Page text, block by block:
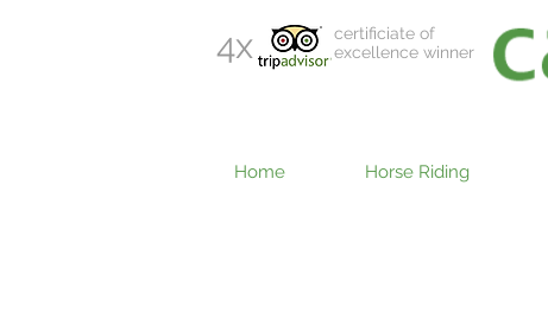
4x
certificiate of
excellence winner
Home Horse Riding